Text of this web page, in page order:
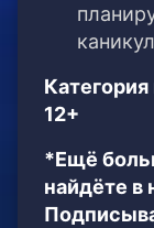
12+
*Ещё
найдёте в